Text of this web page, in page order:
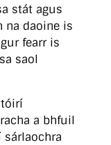
stát agus
na daoine is
fearr is
saol
a bhfuil
sárlaochra